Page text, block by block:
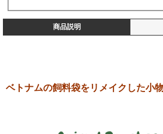
商品説明
ベトナムの飼料袋をリメイクした小物